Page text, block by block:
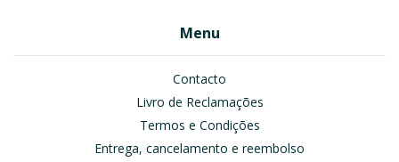
Menu
Contacto
Livro de Reclamações
Termos e Condições
Entrega, cancelamento e reembolso